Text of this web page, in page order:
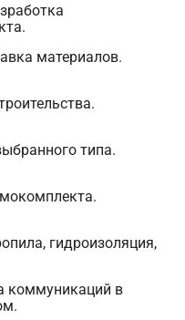
материалов.
типа.
гидроизоляция,
коммуникаций в